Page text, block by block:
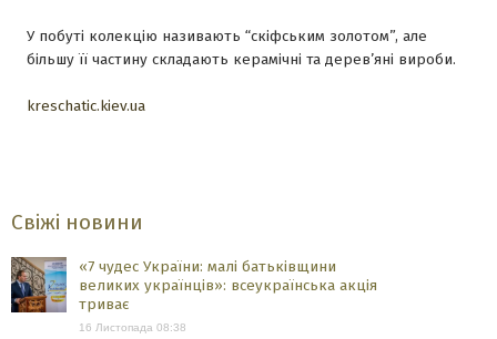
У побуті колекцію називають “скіфським золотом”, але
більшу її частину складають керамічні та дерев’яні вироби.
kreschatic.kiev.ua
Свіжі новини
«7 чудес України: малі батьківщини
великих українців»: всеукраїнська акція
триває
16 Листопада 08:38